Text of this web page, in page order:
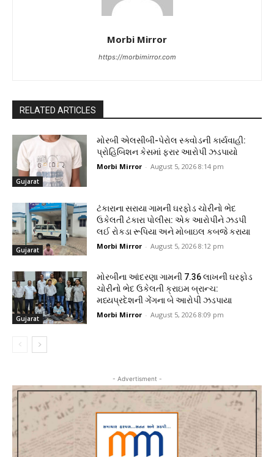
Morbi Mirror
https://morbimirror.com
RELATED ARTICLES
Gujarat
મોરબી એલસીબી-પેરોલ સ્ક્વોડની કાર્યવાહી:
પ્રોહિબિશન કેસમાં ફરાર આરોપી ઝડપાયો
Morbi Mirror - August 5, 2026 8:14 pm
Gujarat
ટંકારાના સરાયા ગામની ઘરફોડ ચોરીનો ભેદ
ઉકેલતી ટંકારા પોલીસ: એક આરોપીને ઝડપી
લઈ રોકડા રૂપિયા અને મોબાઇલ કબજે કરાયા
Morbi Mirror - August 5, 2026 8:12 pm
Gujarat
મોરબીના આંદરણા ગામની ₹7.36 લાખની ઘરફોડ
ચોરીનો ભેદ ઉકેલતી ક્રાઇમ બ્રાન્ચ:
મધ્યપ્રદેશની ગેંગના બે આરોપી ઝડપાયા
Morbi Mirror - August 5, 2026 8:09 pm
- Advertisment -